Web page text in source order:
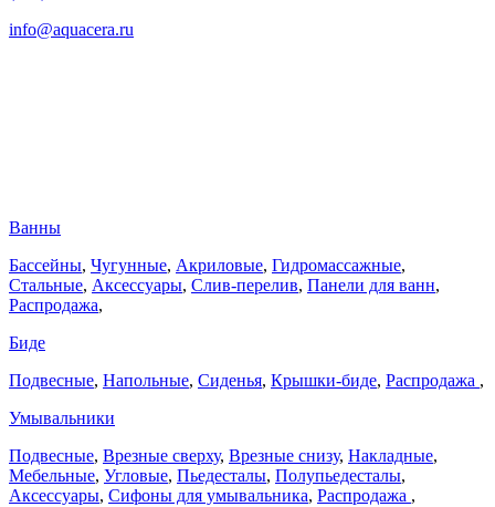
info@aquacera.ru
Ванны
Бассейны, Чугунные, Акриловые, Гидромассажные,
Стальные, Аксессуары, Слив-перелив, Панели для ванн,
Распродажа,
Биде
Подвесные, Напольные, Сиденья, Крышки-биде, Распродажа ,
Умывальники
Подвесные, Врезные сверху, Врезные снизу, Накладные,
Мебельные, Угловые, Пьедесталы, Полупьедесталы,
Аксессуары, Сифоны для умывальника, Распродажа ,